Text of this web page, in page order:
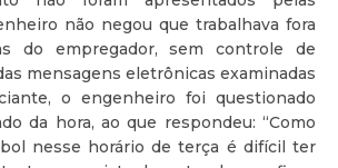
não negou que trabalhava fora
do empregador, sem controle de
mensagens eletrônicas examinadas
o engenheiro foi questionado
da hora, ao que respondeu: “Como
nesse horário de terça é difícil ter